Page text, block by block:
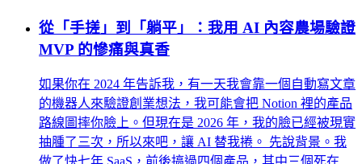
從「手搓」到「躺平」：我用 AI 內容農場驗證
MVP 的慘痛與真香
如果你在 2024 年告訴我，有一天我會靠一個自動寫文章
的機器人來驗證創業想法，我可能會把 Notion 裡的產品
路線圖摔你臉上。但現在是 2026 年，我的臉已經被現實
抽腫了三次，所以來吧，讓 AI 替我捲。 先說背景。我